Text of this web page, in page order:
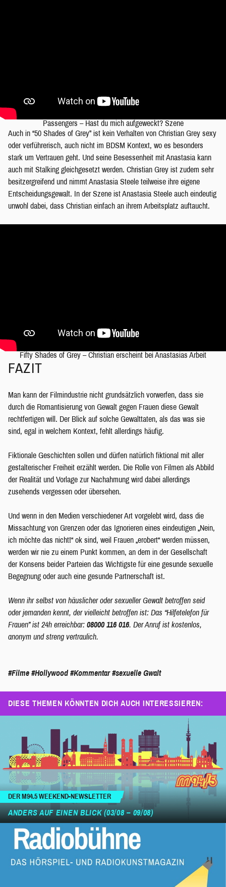
Passengers – Hast du mich aufgeweckt? Szene
Auch in “50 Shades of Grey” ist kein Verhalten von Christian Grey sexy
oder verführerisch, auch nicht im BDSM Kontext, wo es besonders
stark um Vertrauen geht. Und seine Besessenheit mit Anastasia kann
auch mit Stalking gleichgesetzt werden. Christian Grey ist zudem sehr
besitzergreifend und nimmt Anastasia Steele teilweise ihre eigene
Entscheidungsgewalt. In der Szene ist Anastasia Steele auch eindeutig
unwohl dabei, dass Christian einfach an ihrem Arbeitsplatz auftaucht.
Fifty Shades of Grey – Christian erscheint bei Anastasias Arbeit
FAZIT
Man kann der Filmindustrie nicht grundsätzlich vorwerfen, dass sie
durch die Romantisierung von Gewalt gegen Frauen diese Gewalt
rechtfertigen will. Der Blick auf solche Gewalttaten, als das was sie
sind, egal in welchem Kontext, fehlt allerdings häufig.
Fiktionale Geschichten sollen und dürfen natürlich fiktional mit aller
gestalterischer Freiheit erzählt werden. Die Rolle von Filmen als Abbild
der Realität und Vorlage zur Nachahmung wird dabei allerdings
zusehends vergessen oder übersehen.
Und wenn in den Medien verschiedener Art vorgelebt wird, dass die
Missachtung von Grenzen oder das Ignorieren eines eindeutigen „Nein,
ich möchte das nicht!“ ok sind, weil Frauen „erobert“ werden müssen,
werden wir nie zu einem Punkt kommen, an dem in der Gesellschaft
der Konsens beider Parteien das Wichtigste für eine gesunde sexuelle
Begegnung oder auch eine gesunde Partnerschaft ist.
Wenn ihr selbst von häuslicher oder sexueller Gewalt betroffen seid
oder jemanden kennt, der vielleicht betroffen ist: Das “Hilfetelefon für
Frauen” ist 24h erreichbar: 08000 116 016. Der Anruf ist kostenlos,
anonym und streng vertraulich.
#Filme #Hollywood #Kommentar #sexuelle Gwalt
DIESE THEMEN KÖNNTEN DICH AUCH INTERESSIEREN:
DER M94.5 WEEKEND-NEWSLETTER
ANDERS AUF EINEN BLICK (03/08 – 09/08)